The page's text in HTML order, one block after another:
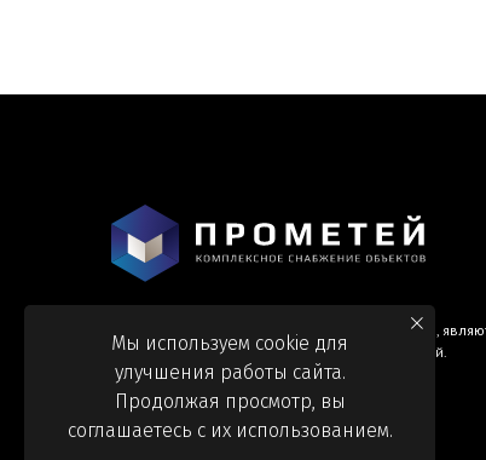
Информация и цены, представленные на сайте,
справочными и не являются публичной офертой.
Мы используем cookie для
улучшения работы сайта.
Продолжая просмотр, вы
соглашаетесь с их использованием.